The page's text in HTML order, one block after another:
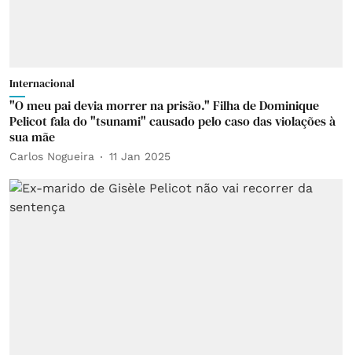
Internacional
"O meu pai devia morrer na prisão." Filha de Dominique
Pelicot fala do "tsunami" causado pelo caso das violações à
sua mãe
Carlos Nogueira 11 Jan 2025